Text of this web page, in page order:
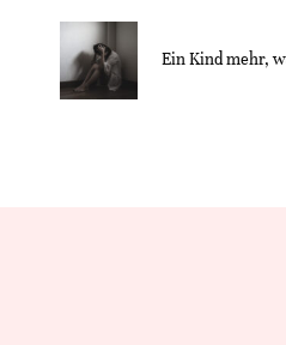
Ein Kind mehr,